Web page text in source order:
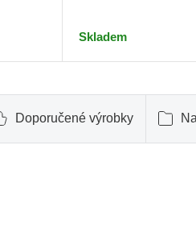
Skladem
Doporučené výrobky